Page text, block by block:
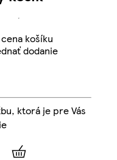
Aktuálna cena košíku
košíku
dodanie
ktorá je pre Vás